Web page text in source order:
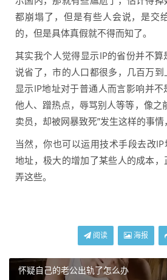
都崩塌了，但是有些人会说，是交
的，但是具体真假就不得而知了。
其实我个人觉得显示IP的省份并不
说省了，市的人口都很多，几百万
显示IP地址对于普通人而言影响并
他人、蹭热点，辱骂别人等等，像之
卖员，却被网暴致死”发生这样的事情
当然，你也可以运用技术手段去改
地址，极大的增加了某些人的成本
弄这些。
阅读 海报
怀疑自己的老公出轨了怎么办